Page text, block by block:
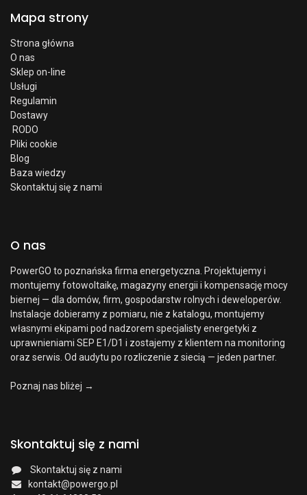
Mapa strony
Strona główna
O nas
Sklep on-line
Usługi
Regulamin
Dostawy
RODO
Pliki cookie
Blog
Baza wiedzy
Skontaktuj się z nami
O nas
PowerGO to poznańska firma energetyczna. Projektujemy i
montujemy fotowoltaikę, magazyny energii i kompensację mocy
biernej — dla domów, firm, gospodarstw rolnych i deweloperów.
Instalacje dobieramy z pomiaru, nie z katalogu, montujemy
własnymi ekipami pod nadzorem specjalisty energetyki z
uprawnieniami SEP E1/D1 i zostajemy z klientem na monitoring
oraz serwis. Od audytu po rozliczenie z siecią — jeden partner.
Poznaj nas bliżej →
Skontaktuj się z nami
Skontaktuj się z nami
kontakt@powergo.pl